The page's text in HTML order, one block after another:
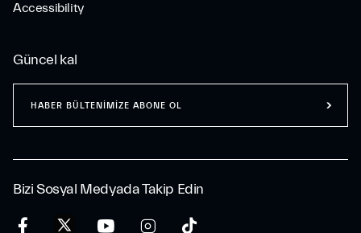
Accessibility
Bizi Sosyal Medyada Takip Edin
Güncel kal
HABER BÜLTENİMİZE ABONE OL